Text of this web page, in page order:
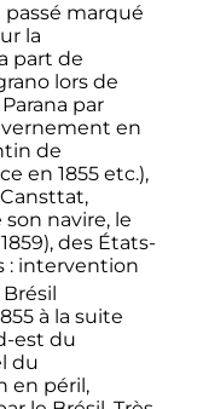
marqué
la
part de
lors de
par
en
de
en 1855 etc.),
navire, le
des États-
: intervention
à la suite
est du
du
en péril,